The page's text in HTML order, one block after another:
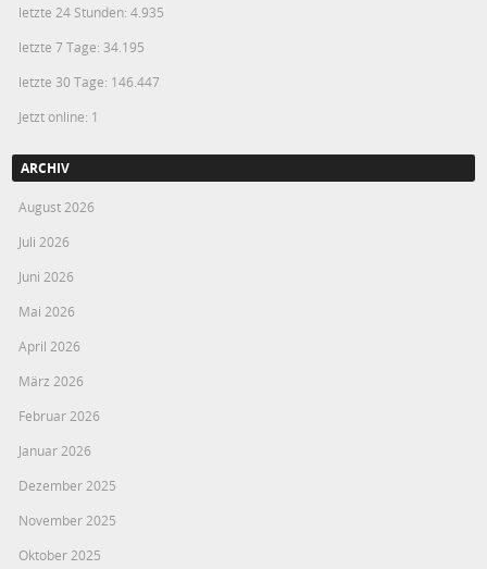
letzte 24 Stunden:4.935
letzte 7 Tage: 34.195
letzte 30 Tage: 146.447
Jetzt online: 1
ARCHIV
August 2026
Juli 2026
Juni 2026
Mai 2026
April 2026
März 2026
Februar 2026
Januar 2026
Dezember 2025
November 2025
Oktober 2025